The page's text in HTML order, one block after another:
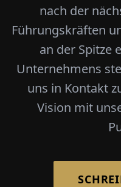
nach der
Führungskräften
an der Spitze
Unternehmens
uns in Kontakt
Vision mit